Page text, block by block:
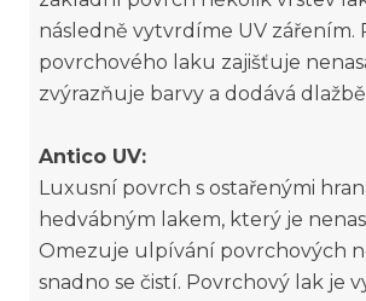
následně vytvrdíme UV zářením.
povrchového laku zajišťuje
zvýrazňuje barvy a dodává
Antico UV:
Luxusní povrch s ostařenými
hedvábným lakem, který je
Omezuje ulpívání povrchových
snadno se čistí. Povrchový lak je